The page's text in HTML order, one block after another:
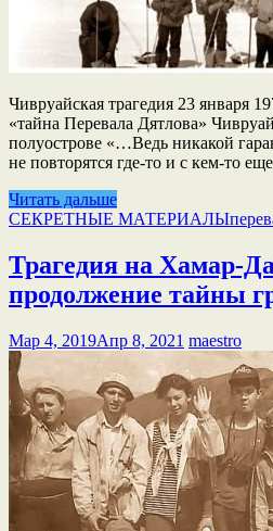
Чивруайская трагедия 23 января
«тайна Перевала Дятлова»
полуострове «…Ведь никакой
не повторятся где-то и с кем-то
Читать дальше
СЕКРЕТНЫЕ МАТЕРИАЛЫ
Трагедия на Хамар-
продолжение тайны
Мар 4, 2019Апр 8, 2021 maestro